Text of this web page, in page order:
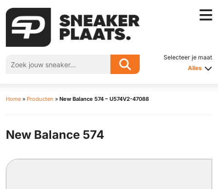
Selecteer je maat
Alles
Home » Producten » New Balance 574 – U574V2-47088
New Balance 574